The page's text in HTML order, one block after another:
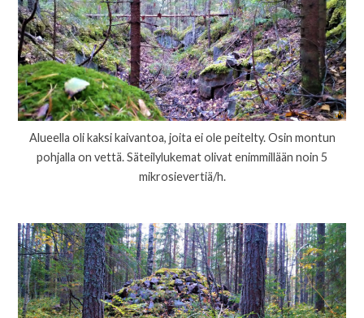
Alueella oli kaksi kaivantoa, joita ei ole peitelty. Osin montun
pohjalla on vettä. Säteilylukemat olivat enimmillään noin 5
mikrosievertiä/h.